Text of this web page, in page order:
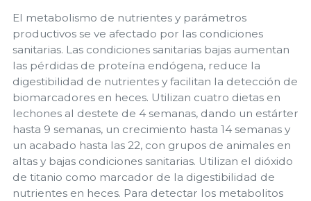
El metabolismo de nutrientes y parámetros
productivos se ve afectado por las condiciones
sanitarias. Las condiciones sanitarias bajas aumentan
las pérdidas de proteína endógena, reduce la
digestibilidad de nutrientes y facilitan la detección de
biomarcadores en heces. Utilizan cuatro dietas en
lechones al destete de 4 semanas, dando un estárter
hasta 9 semanas, un crecimiento hasta 14 semanas y
un acabado hasta las 22, con grupos de animales en
altas y bajas condiciones sanitarias. Utilizan el dióxido
de titanio como marcador de la digestibilidad de
nutrientes en heces. Para detectar los metabolitos